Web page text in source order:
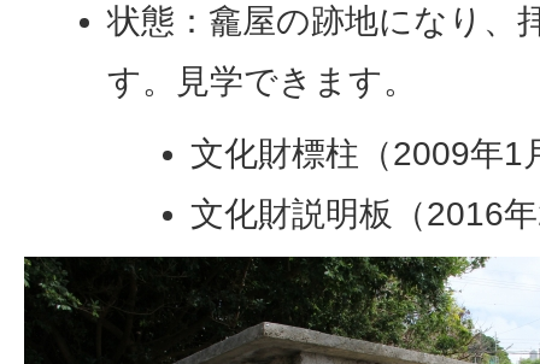
状態：龕屋の跡地になり、
す。見学できます。
文化財標柱（2009年1
文化財説明板（2016